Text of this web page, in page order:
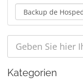
Kategorien